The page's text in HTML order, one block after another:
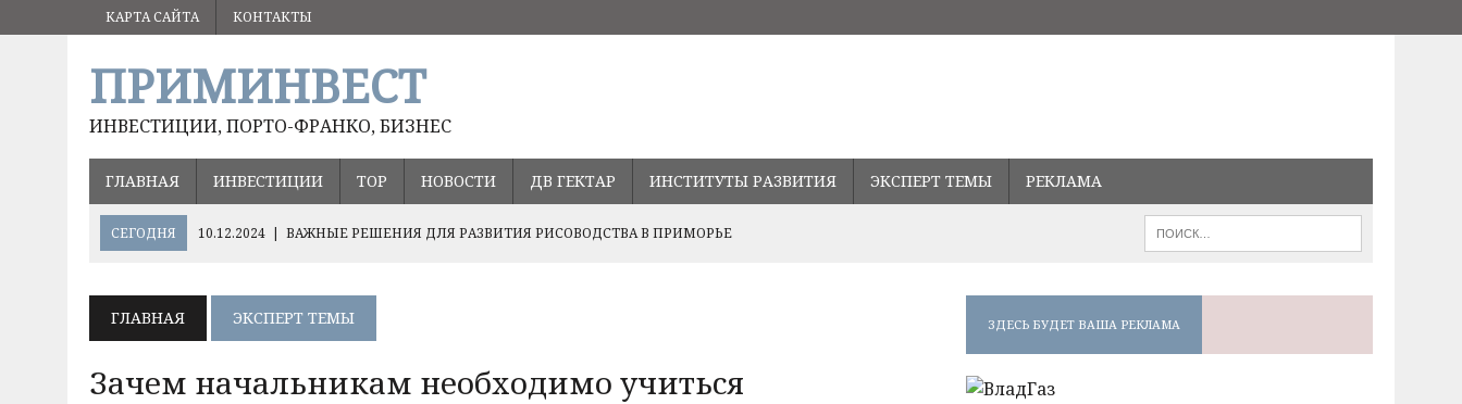
КАРТА САЙТА КОНТАКТЫ
ПРИМИНВЕСТ
ИНВЕСТИЦИИ, ПОРТО-ФРАНКО, БИЗНЕС
ГЛАВНАЯ ИНВЕСТИЦИИ ТОР НОВОСТИ ДВ ГЕКТАР ИНСТИТУТЫ РАЗВИТИЯ ЭКСПЕРТ ТЕМЫ РЕКЛАМА
СЕГОДНЯ 10.12.2024 | ВАЖНЫЕ РЕШЕНИЯ ДЛЯ РАЗВИТИЯ РИСОВОДСТВА В ПРИМОРЬЕ
ХЭЙЛУНЦЗЯН
ГЛАВНАЯ ЭКСПЕРТ ТЕМЫ
Зачем начальникам необходимо учиться
ЗДЕСЬ БУДЕТ ВАША РЕКЛАМА